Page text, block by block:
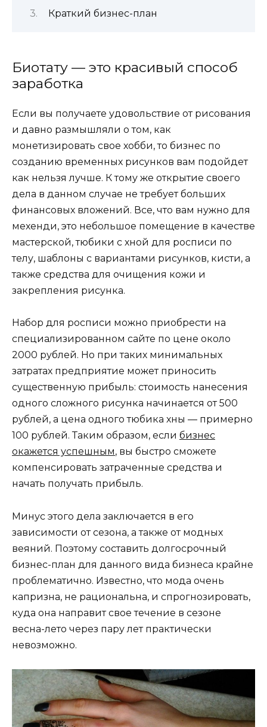
Краткий бизнес-план
Биотату — это красивый способ
заработка
Если вы получаете удовольствие от рисования
и давно размышляли о том, как
монетизировать свое хобби, то бизнес по
созданию временных рисунков вам подойдет
как нельзя лучше. К тому же открытие своего
дела в данном случае не требует больших
финансовых вложений. Все, что вам нужно для
мехенди, это небольшое помещение в качестве
мастерской, тюбики с хной для росписи по
телу, шаблоны с вариантами рисунков, кисти, а
также средства для очищения кожи и
закрепления рисунка.
Набор для росписи можно приобрести на
специализированном сайте по цене около
2000 рублей. Но при таких минимальных
затратах предприятие может приносить
существенную прибыль: стоимость нанесения
одного сложного рисунка начинается от 500
рублей, а цена одного тюбика хны — примерно
100 рублей. Таким образом, если бизнес
окажется успешным, вы быстро сможете
компенсировать затраченные средства и
начать получать прибыль.
Минус этого дела заключается в его
зависимости от сезона, а также от модных
веяний. Поэтому составить долгосрочный
бизнес-план для данного вида бизнеса крайне
проблематично. Известно, что мода очень
капризна, не рациональна, и спрогнозировать,
куда она направит свое течение в сезоне
весна-лето через пару лет практически
невозможно.